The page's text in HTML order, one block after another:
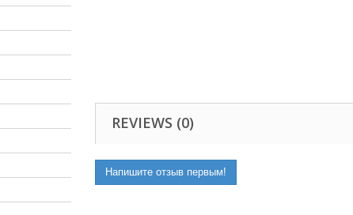
REVIEWS (0)
Напишите отзыв первым!